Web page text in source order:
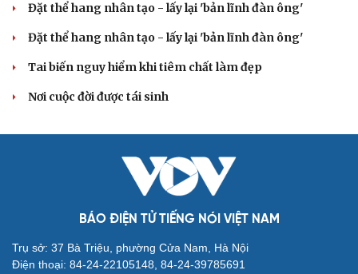
Đặt thể hang nhân tạo - lấy lại 'bản lĩnh đàn ông'
Đặt thể hang nhân tạo - lấy lại 'bản lĩnh đàn ông'
Tai biến nguy hiểm khi tiêm chất làm đẹp
Nơi cuộc đời được tái sinh
BÁO ĐIỆN TỬ TIẾNG NÓI VIỆT NAM
Trụ sở: 37 Bà Triệu, phường Cửa Nam, Hà Nội
Điện thoại: 84-24-22105148, 84-24-39785691